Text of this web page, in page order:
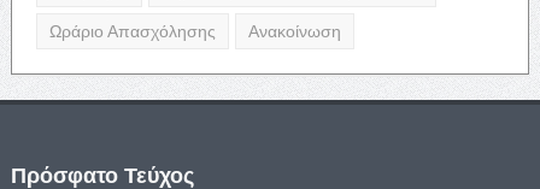
Ωράριο Απασχόλησης Ανακοίνωση
Πρόσφατο Τεύχος